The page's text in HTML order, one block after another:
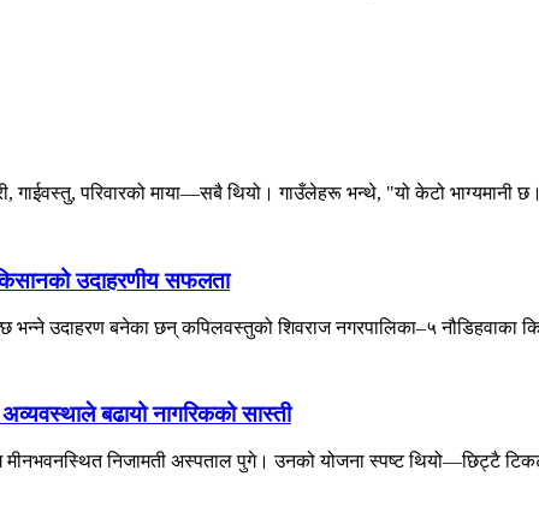
गाईवस्तु, परिवारको माया—सबै थियो। गाउँलेहरू भन्थे, "यो केटो भाग्यमानी
उदाहरणीय सफलता
उदाहरण बनेका छन् कपिलवस्तुको शिवराज नगरपालिका–५ नौडिहवाका
बढायो नागरिकको सास्ती
मीनभवनस्थित निजामती अस्पताल पुगे। उनको योजना स्पष्ट थियो—छिट्टै